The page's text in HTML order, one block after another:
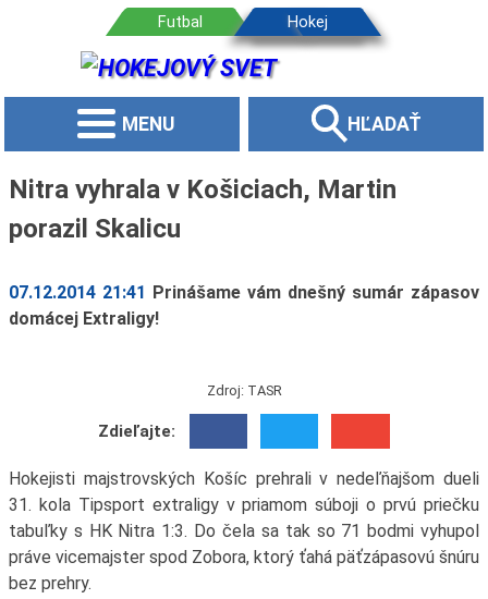
MENU HĽADAŤ
Nitra vyhrala v Košiciach, Martin
porazil Skalicu
07.12.2014 21:41
Prinášame vám dnešný sumár zápasov
domácej Extraligy!
Zdroj: TASR
Zdieľajte:
Hokejisti majstrovských Košíc prehrali v nedeľňajšom dueli
31. kola Tipsport extraligy v priamom súboji o prvú priečku
tabuľky s HK Nitra 1:3. Do čela sa tak so 71 bodmi vyhupol
práve vicemajster spod Zobora, ktorý ťahá päťzápasovú šnúru
bez prehry.